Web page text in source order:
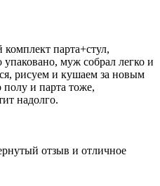
парта+стул,
муж собрал легко и
рисуем и кушаем за новым
полу и парта тоже,
надолго.
отзыв и отличное